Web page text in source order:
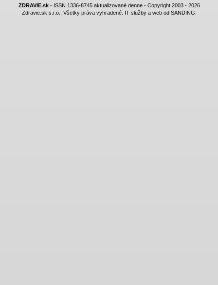
ZDRAVIE.sk- ISSN 1336-8745 aktualizované denne - Copyright 2003 - 2026
Zdravie.sk s.r.o., Všetky práva vyhradené. IT služby a web od SANDING.